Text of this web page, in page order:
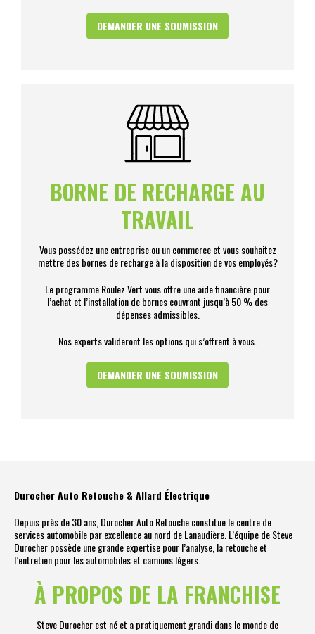
DEMANDER UNE SOUMISSION
BORNE DE RECHARGE AU
TRAVAIL
Vous possédez une entreprise ou un commerce et vous souhaitez
mettre des bornes de recharge à la disposition de vos employés?
Le programme Roulez Vert vous offre une aide financière pour
l’achat et l’installation de bornes couvrant jusqu’à 50 % des
dépenses admissibles.
Nos experts valideront les options qui s’offrent à vous.
DEMANDER UNE SOUMISSION
Durocher Auto Retouche & Allard Électrique
Depuis près de 30 ans, Durocher Auto Retouche constitue le centre de
services automobile par excellence au nord de Lanaudière. L’équipe de Steve
Durocher possède une grande expertise pour l’analyse, la retouche et
l’entretien pour les automobiles et camions légers.
À PROPOS DE LA FRANCHISE
Steve Durocher est né et a pratiquement grandi dans le monde de